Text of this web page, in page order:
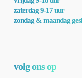
zaterdag 9-17 uur
zondag & maandag
volg ons op